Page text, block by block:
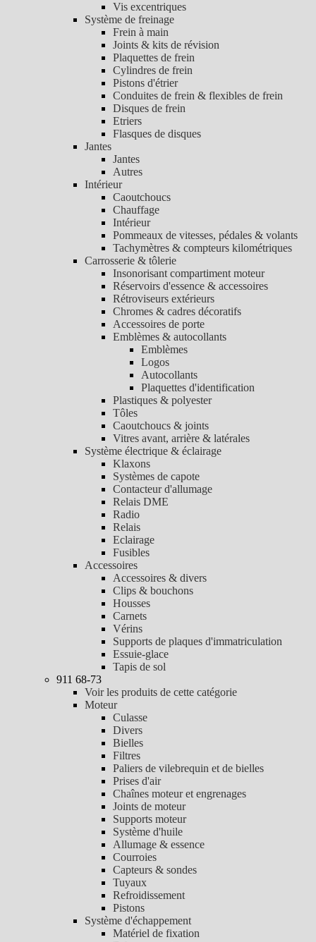
Vis excentriques
Système de freinage
Frein à main
Joints & kits de révision
Plaquettes de frein
Cylindres de frein
Pistons d'étrier
Conduites de frein & flexibles de frein
Disques de frein
Etriers
Flasques de disques
Jantes
Jantes
Autres
Intérieur
Caoutchoucs
Chauffage
Intérieur
Pommeaux de vitesses, pédales & volants
Tachymètres & compteurs kilométriques
Carrosserie & tôlerie
Insonorisant compartiment moteur
Réservoirs d'essence & accessoires
Rétroviseurs extérieurs
Chromes & cadres décoratifs
Accessoires de porte
Emblèmes & autocollants
Emblèmes
Logos
Autocollants
Plaquettes d'identification
Plastiques & polyester
Tôles
Caoutchoucs & joints
Vitres avant, arrière & latérales
Système électrique & éclairage
Klaxons
Systèmes de capote
Contacteur d'allumage
Relais DME
Radio
Relais
Eclairage
Fusibles
Accessoires
Accessoires & divers
Clips & bouchons
Housses
Carnets
Vérins
Supports de plaques d'immatriculation
Essuie-glace
Tapis de sol
911 68-73
Voir les produits de cette catégorie
Moteur
Culasse
Divers
Bielles
Filtres
Paliers de vilebrequin et de bielles
Prises d'air
Chaînes moteur et engrenages
Joints de moteur
Supports moteur
Système d'huile
Allumage & essence
Courroies
Capteurs & sondes
Tuyaux
Refroidissement
Pistons
Système d'échappement
Matériel de fixation